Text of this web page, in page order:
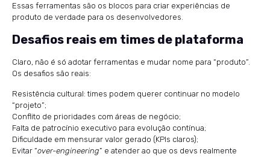
Essas ferramentas são os blocos para criar experiências de
produto de verdade para os desenvolvedores.
Desafios reais em times de plataforma
Claro, não é só adotar ferramentas e mudar nome para “produto”.
Os desafios são reais:
Resistência cultural: times podem querer continuar no modelo
“projeto”;
Conflito de prioridades com áreas de negócio;
Falta de patrocínio executivo para evolução contínua;
Dificuldade em mensurar valor gerado (KPIs claros);
Evitar “over-engineering” e atender ao que os devs realmente